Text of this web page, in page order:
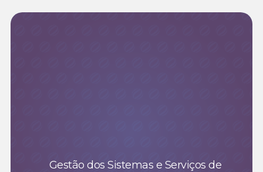
Gestão dos Sistemas e Serviços de